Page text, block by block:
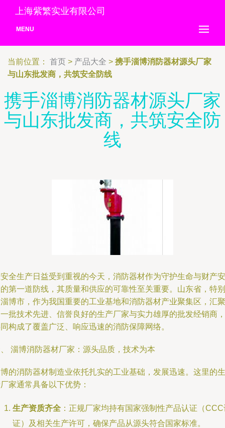
上海紫繁实业有限公司
MENU
当前位置： 首页 > 产品大全 > 携手淄博消防器材源头厂家
与山东批发商，共筑安全防线
携手淄博消防器材源头厂家
与山东批发商，共筑安全防
线
全生产日益受到重视的今天，消防器材作为守护生命与财产安
第一道防线，其质量和供应的可靠性至关重要。山东省，特别
博市，作为我国重要的工业基地和消防器材产业聚集区，汇聚
批技术先进、信誉良好的生产厂家与实力雄厚的批发经销商，
构成了覆盖广泛、响应迅速的消防保障网络。
淄博消防器材厂家：源头品质，技术为本
的消防器材制造业依托扎实的工业基础，发展迅速。这里的生
家通常具备以下优势：
生产资质齐全 ：正规厂家均持有国家强制性产品认证（
证）及相关生产许可，确保产品从源头符合国家标准。